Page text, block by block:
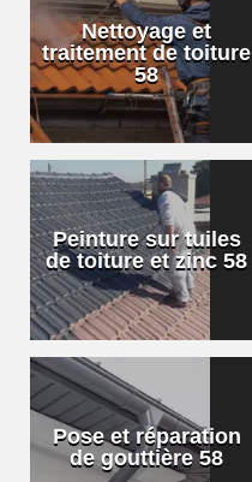
Nettoyage et
traitement de toiture
58
Peinture sur tuiles
de toiture et zinc 58
Pose et réparation
de gouttière 58